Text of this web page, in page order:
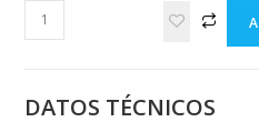
Lolita
Círculo
DATOS TÉCNICOS